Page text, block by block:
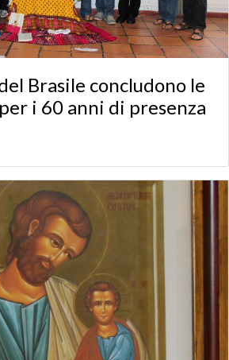
Brasile concludono le
i 60 anni di presenza